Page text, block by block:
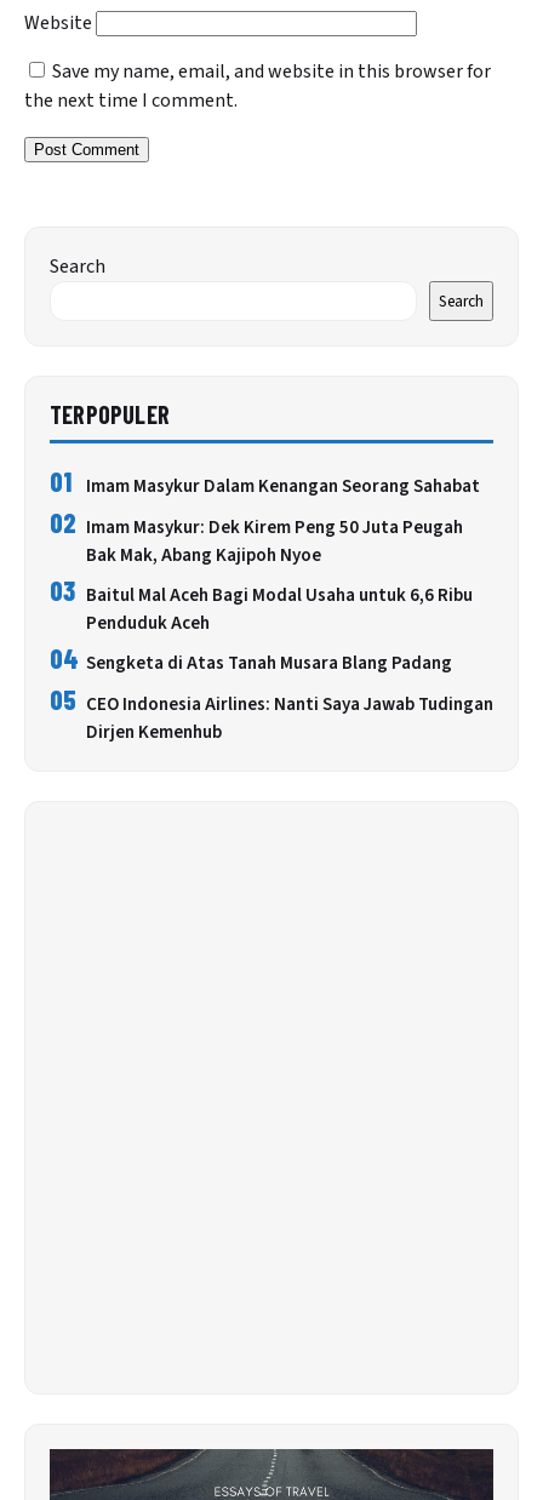
Website
Save my name, email, and website in this browser for
the next time I comment.
Search
Search
TERPOPULER
01 Imam Masykur Dalam Kenangan Seorang Sahabat
02 Imam Masykur: Dek Kirem Peng 50 Juta Peugah
Bak Mak, Abang Kajipoh Nyoe
03 Baitul Mal Aceh Bagi Modal Usaha untuk 6,6 Ribu
Penduduk Aceh
04 Sengketa di Atas Tanah Musara Blang Padang
05 CEO Indonesia Airlines: Nanti Saya Jawab Tudingan
Dirjen Kemenhub